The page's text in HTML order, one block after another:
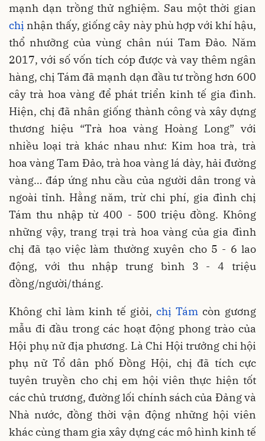
mạnh dạn trồng thử nghiệm. Sau một thời gian
chị nhận thấy, giống cây này phù hợp với khí hậu,
thổ nhưỡng của vùng chân núi Tam Đảo. Năm
2017, với số vốn tích cóp được và vay thêm ngân
hàng, chị Tám đã mạnh dạn đầu tư trồng hơn 600
cây trà hoa vàng để phát triển kinh tế gia đình.
Hiện, chị đã nhân giống thành công và xây dựng
thương hiệu “Trà hoa vàng Hoàng Long” với
nhiều loại trà khác nhau như: Kim hoa trà, trà
hoa vàng Tam Đảo, trà hoa vàng lá dày, hải đường
vàng… đáp ứng nhu cầu của người dân trong và
ngoài tỉnh. Hằng năm, trừ chi phí, gia đình chị
Tám thu nhập từ 400 - 500 triệu đồng. Không
những vậy, trang trại trà hoa vàng của gia đình
chị đã tạo việc làm thường xuyên cho 5 - 6 lao
động, với thu nhập trung bình 3 - 4 triệu
đồng/người/tháng.
Không chỉ làm kinh tế giỏi, chị Tám còn gương
mẫu đi đầu trong các hoạt động phong trào của
Hội phụ nữ địa phương. Là Chi Hội trưởng chi hội
phụ nữ Tổ dân phố Đồng Hội, chị đã tích cực
tuyên truyền cho chị em hội viên thực hiện tốt
các chủ trương, đường lối chính sách của Đảng và
Nhà nước, đồng thời vận động những hội viên
khác cùng tham gia xây dựng các mô hình kinh tế